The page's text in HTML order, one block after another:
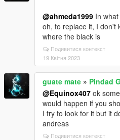
@ahmeda1999 In
oh, to replace it, I don't
where the black is
Подивитися контекст
19 Квітня 2023
guate mate » Pindad
@Equinox407 ok
would happen if you
I try to look for it but it
andreas
Подивитися контекст